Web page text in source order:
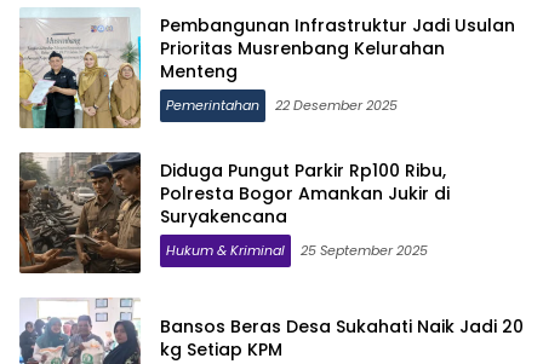
Pembangunan Infrastruktur Jadi Usulan
Prioritas Musrenbang Kelurahan
Menteng
Pemerintahan 22 Desember 2025
Diduga Pungut Parkir Rp100 Ribu,
Polresta Bogor Amankan Jukir di
Suryakencana
Hukum & Kriminal 25 September 2025
Bansos Beras Desa Sukahati Naik Jadi 20
kg Setiap KPM